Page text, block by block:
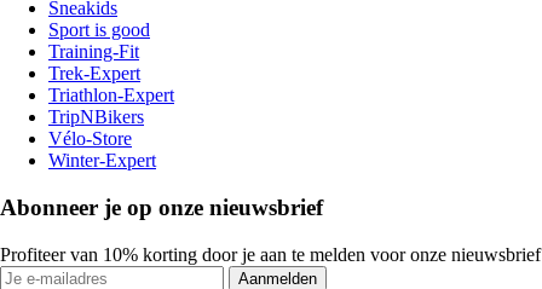
Sneakids
Sport is good
Training-Fit
Trek-Expert
Triathlon-Expert
TripNBikers
Vélo-Store
Winter-Expert
Abonneer je op onze nieuwsbrief
Profiteer van 10% korting door je aan te melden voor onze nieuwsbrief
Aanmelden